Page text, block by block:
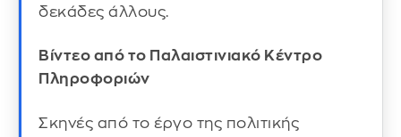
δεκάδες άλλους.
Βίντεο από το Παλαιστινιακό Κέντρο
Πληροφοριών
Σκηνές από το έργο της πολιτικής